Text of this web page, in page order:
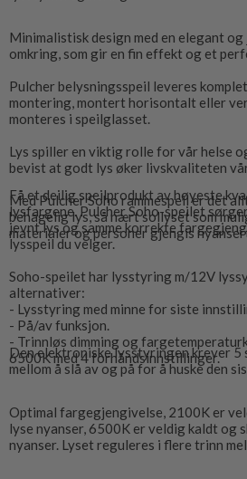
Minimalistisk design med en elegant
omkring, som gir en fin effekt og et
Pulcher belysningsspeil leveres
montering, montert horisontalt eller
monteres i speilglasset.
Lys spiller en viktig rolle for vår helse
bevist at godt lys øker livskvaliteten
Med Pulcher Soho rammespeil er det
behagelig lys, så nært sollyset som
materialer og personer gjengis
Få et deilig speilprodukt av høyeste
lysfargene. Pulcher Soho-speilet
jevnt lys og samme korrekte
lysspeil du velger.
Soho-speilet har lysstyring m/12V
alternativer:
- Lysstyring med minne for siste
- På/av funksjon.
- Trinnløs dimming og
6500K med 4 forhåndsinnstillinger.
Den elektroniske lysstyringen krever 5
mellom å slå av og på for å huske den
Optimal fargegjengivelse, 2100K er
lyse nyanser, 6500K er veldig kaldt og
nyanser. Lyset reguleres i flere trinn